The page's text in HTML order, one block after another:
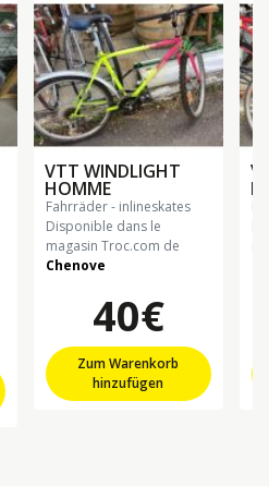
VTT WINDLIGHT
HOMME
fahrräder - inlineskates
Disponible dans le
magasin Troc.com de
Chenove
40€
Zum Warenkorb
hinzufügen